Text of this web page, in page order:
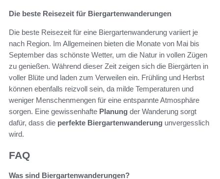
Die beste Reisezeit für Biergartenwanderungen
Die beste Reisezeit für eine Biergartenwanderung variiert je
nach Region. Im Allgemeinen bieten die Monate von Mai bis
September das schönste Wetter, um die Natur in vollen Zügen
zu genießen. Während dieser Zeit zeigen sich die Biergärten in
voller Blüte und laden zum Verweilen ein. Frühling und Herbst
können ebenfalls reizvoll sein, da milde Temperaturen und
weniger Menschenmengen für eine entspannte Atmosphäre
sorgen. Eine gewissenhafte Planung der Wanderung sorgt
dafür, dass die perfekte Biergartenwanderung unvergesslich
wird.
FAQ
Was sind Biergartenwanderungen?